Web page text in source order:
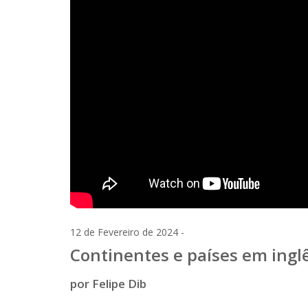
12 de Fevereiro de 2024 -
Continentes e países em
por Felipe Dib